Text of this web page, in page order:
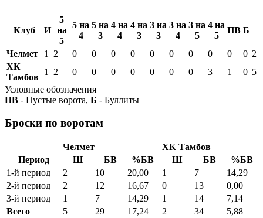
Клуб И
5
на
5
5 на
4
5 на
3
4 на
4
4 на
3
3 на
3
3 на
4
3 на
5
4 на
5
ПВ Б
Челмет 1 2 0 0 0 0 0 0 0 0 0 0 2
ХК
Тамбов
1 2 0 0 0 0 0 0 0 3 1 0 5
Условные обозначения
ПВ - Пустые ворота, Б - Буллиты
Броски по воротам
Челмет
ХК Тамбов
Период
Ш БВ %БВ Ш БВ
%БВ
1-й период
2 10 20,00 1 7
14,29
2-й период
2 12 16,67 0 13
0,00
3-й период
1 7 14,29 1 14
7,14
Всего
5 29 17,24 2 34
5,88